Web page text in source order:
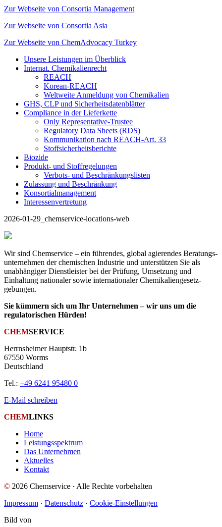
Zur Webseite von Consortia Management
Zur Webseite von Consortia Asia
Zur Webseite von ChemAdvocacy Turkey
Unsere Leistungen im Überblick
Internat. Chemikalienrecht
REACH
Korean-REACH
Weltweite Anmeldung von Chemikalien
GHS, CLP und Sicherheitsdatenblätter
Compliance in der Lieferkette
Only Representative-Trustee
Regulatory Data Sheets (RDS)
Kommunikation nach REACH-Art. 33
Stoffsicherheitsberichte
Biozide
Produkt- und Stoffregelungen
Verbots- und Beschränkungslisten
Zulassung und Beschränkung
Konsortialmanagement
Interessenvertretung
2026-01-29_chemservice-locations-web
Wir sind Chemservice – ein führendes, global agierendes Beratungs­
unternehmen der chemischen Industrie und unterstützen Sie als
unabhängiger Dienst­leister bei der Prüfung, Umsetzung und
Einhaltung nationaler sowie inter­nationaler Chemikalien­gesetz­
gebungen.
Sie kümmern sich um Ihr Unternehmen – wir uns um die
regulatorischen Hürden!
CHEMSERVICE
Herrnsheimer Hauptstr. 1b
67550 Worms
Deutschland
Tel.: +49 6241 95480 0
E-Mail schreiben
CHEMLINKS
Home
Leistungsspektrum
Das Unternehmen
Aktuelles
Kontakt
© 2026 Chemservice · Alle Rechte vorbehalten
Impressum · Datenschutz · Cookie-Einstellungen
Bild von